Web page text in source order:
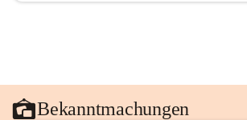
Bekanntmachungen